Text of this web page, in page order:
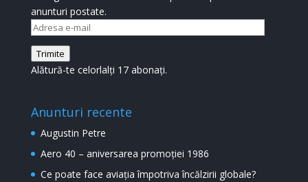
anunturi postate.
Adresa
e-
mail
Trimite
Alătură-te celorlalți 17 abonați.
Anunturi recente
Augustin Petre
Aero 40 – aniversarea promoției 1986
Ce poate face aviația împotriva încălzirii globale?